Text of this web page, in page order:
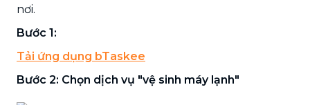
nơi.
Bước 1:
Tải ứng dụng bTaskee
Bước 2: Chọn dịch vụ "vệ sinh máy lạnh"